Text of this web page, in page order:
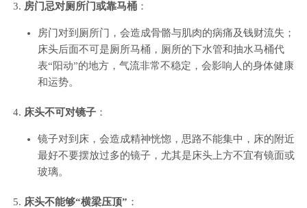
房门忌对厕所门或靠马桶 ：
房门对到厕所门，会造成骨骼与肌肉的病痛及钱财流失；
床头后面不可是厕所马桶，厕所的下水管和抽水马桶代
表“阳动”的地方，气流非常不稳定，会影响人的身体健康
和运势。
床头不可对镜子 ：
镜子对到床，会造成精神恍惚，思路不能集中，床的附近
最好不要摆放过多的镜子，尤其是床头上方不宜有镜面或
玻璃。
床头不能够“横梁压顶” ：